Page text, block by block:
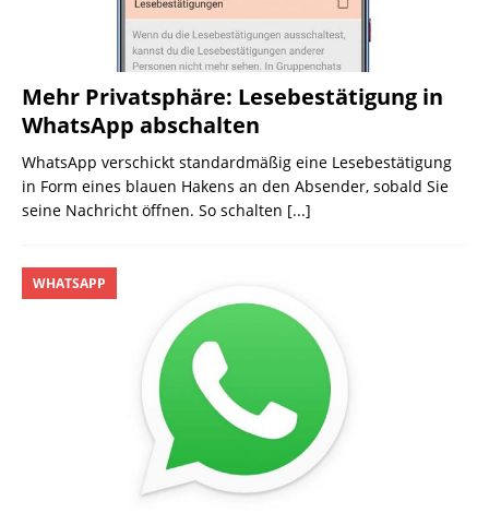
Mehr Privatsphäre: Lesebestätigung in
WhatsApp abschalten
WhatsApp verschickt standardmäßig eine Lesebestätigung
in Form eines blauen Hakens an den Absender, sobald Sie
seine Nachricht öffnen. So schalten [...]
WHATSAPP